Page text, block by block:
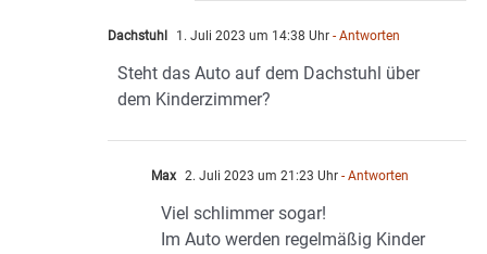
Dachstuhl 1. Juli 2023 um 14:38 Uhr - Antworten
Steht das Auto auf dem Dachstuhl über
dem Kinderzimmer?
Max 2. Juli 2023 um 21:23 Uhr - Antworten
Viel schlimmer sogar!
Im Auto werden regelmäßig Kinder